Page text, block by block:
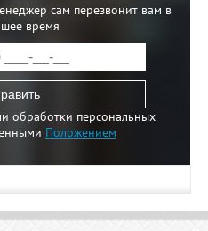
сам перезвонит вам в
время
обработки персональных
Положением